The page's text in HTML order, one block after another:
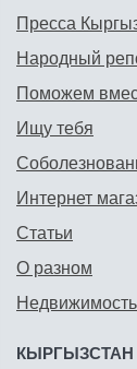
Пресса
Народный
Поможем
Ищу тебя
Интернет
Статьи
О разном
КЫРГЫЗСТАН